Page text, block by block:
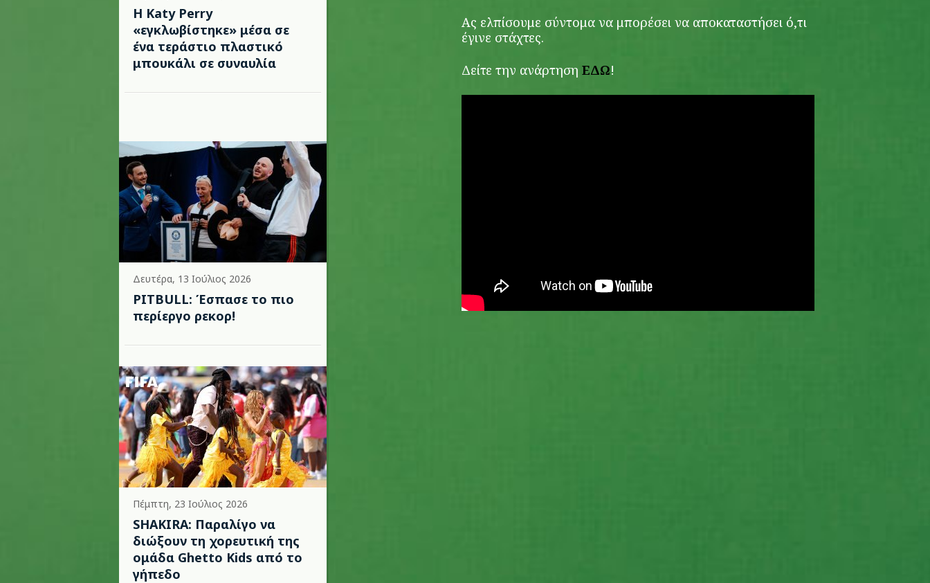
H Katy Perry
«εγκλωβίστηκε» μέσα σε
ένα τεράστιο πλαστικό
μπουκάλι σε συναυλία
Δευτέρα, 13 Ιούλιος 2026
PITBULL: Έσπασε το πιο
περίεργο ρεκορ!
Πέμπτη, 23 Ιούλιος 2026
SHAKIRA: Παραλίγο να
διώξουν τη χορευτική της
ομάδα Ghetto Kids από το
γήπεδο
Ας ελπίσουμε σύντομα να μπορέσει να αποκαταστήσει ό,τι
έγινε στάχτες.
Δείτε την ανάρτηση ΕΔΩ!